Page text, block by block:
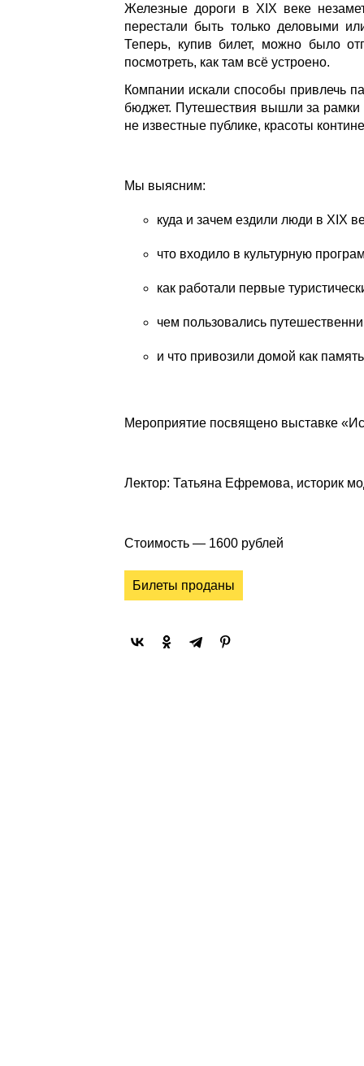
Железные дороги в XIX веке
перестали быть только деловыми
Теперь, купив билет, можно было
посмотреть, как там всё устроено.
Компании искали способы привлечь
бюджет. Путешествия вышли за рамки
не известные публике, красоты
Мы выясним:
куда и зачем ездили люди в XIX
что входило в культурную
как работали первые
чем пользовались
и что привозили домой как
Мероприятие посвящено выставке
Лектор: Татьяна Ефремова, историк
Стоимость — 1600 рублей
Билеты проданы